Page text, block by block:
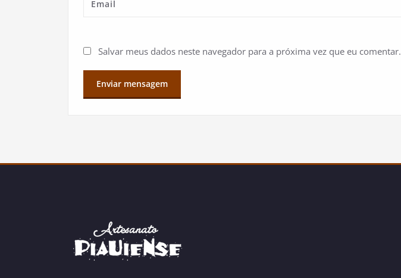
Salvar meus dados neste navegador para a próxima vez que eu comentar.